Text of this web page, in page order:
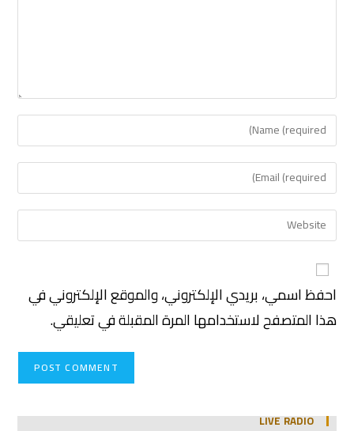
احفظ اسمي، بريدي الإلكتروني، والموقع الإلكتروني في
هذا المتصفح لاستخدامها المرة المقبلة في تعليقي.
LIVE RADIO